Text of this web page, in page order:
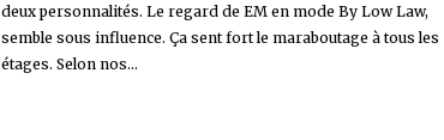
deux personnalités. Le regard de EM en mode By Low Law,
semble sous influence. Ça sent fort le maraboutage à tous les
étages. Selon nos...